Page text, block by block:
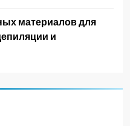
материалов для
и